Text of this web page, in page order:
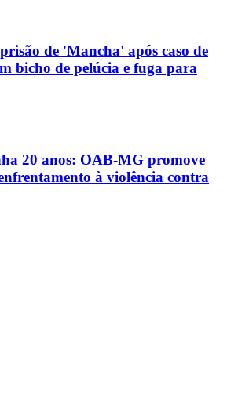
de 'Mancha' após caso de
bicho de pelúcia e fuga para
20 anos: OAB-MG promove
à violência contra